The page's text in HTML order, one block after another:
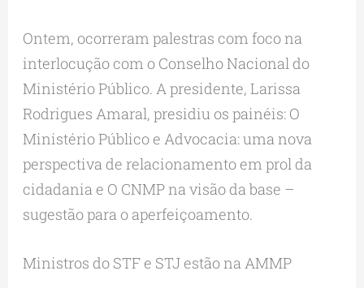
Ontem, ocorreram palestras com foco na
interlocução com o Conselho Nacional do
Ministério Público. A presidente, Larissa
Rodrigues Amaral, presidiu os painéis: O
Ministério Público e Advocacia: uma nova
perspectiva de relacionamento em prol da
cidadania e O CNMP na visão da base –
sugestão para o aperfeiçoamento.
Ministros do STF e STJ estão na AMMP